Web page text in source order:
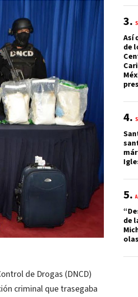
de Drogas (DNCD)
criminal que trasegaba
Así
de
de